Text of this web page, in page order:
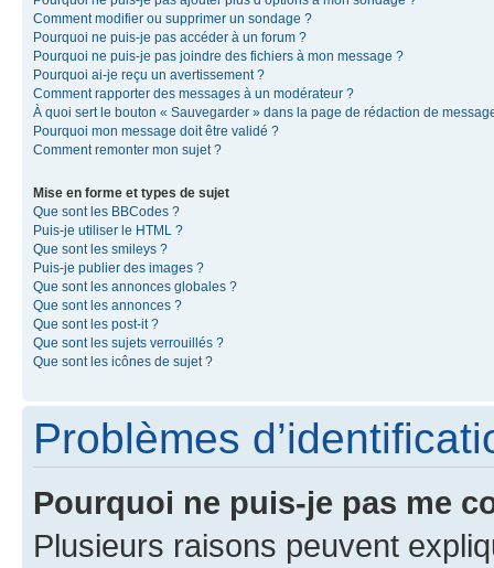
Comment modifier ou supprimer un sondage ?
Pourquoi ne puis-je pas accéder à un forum ?
Pourquoi ne puis-je pas joindre des fichiers à mon message ?
Pourquoi ai-je reçu un avertissement ?
Comment rapporter des messages à un modérateur ?
À quoi sert le bouton « Sauvegarder » dans la page de rédaction de
Pourquoi mon message doit être validé ?
Comment remonter mon sujet ?
Mise en forme et types de sujet
Que sont les BBCodes ?
Puis-je utiliser le HTML ?
Que sont les smileys ?
Puis-je publier des images ?
Que sont les annonces globales ?
Que sont les annonces ?
Que sont les post-it ?
Que sont les sujets verrouillés ?
Que sont les icônes de sujet ?
Problèmes
Pourquoi ne puis-je pas me
Plusieurs raisons peuvent